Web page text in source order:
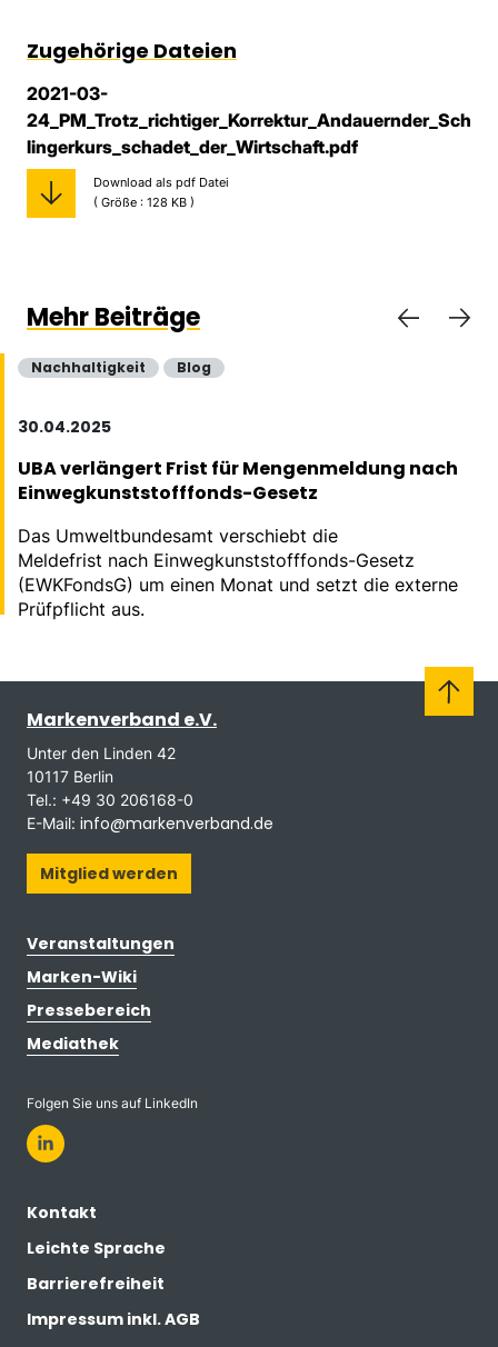
Zugehörige Dateien
2021-03-
24_PM_Trotz_richtiger_Korrektur_Andauernder_Sch
lingerkurs_schadet_der_Wirtschaft.pdf
Download als pdf Datei
( Größe : 128 KB )
Mehr Beiträge
Nachhaltigkeit Blog
30.04.2025
UBA verlängert Frist für Mengenmeldung nach
Einwegkunststofffonds-Gesetz
Das Umweltbundesamt verschiebt die
Meldefrist nach Einwegkunststofffonds-Gesetz
(EWKFondsG) um einen Monat und setzt die externe
Prüfpflicht aus.
Markenverband e.V.
Unter den Linden 42
10117 Berlin
Tel.: +49 30 206168-0
E-Mail: info@markenverband.de
Mitglied werden
Veranstaltungen
Marken-Wiki
Pressebereich
Mediathek
Folgen Sie uns auf LinkedIn
Kontakt
Leichte Sprache
Barrierefreiheit
Impressum inkl. AGB